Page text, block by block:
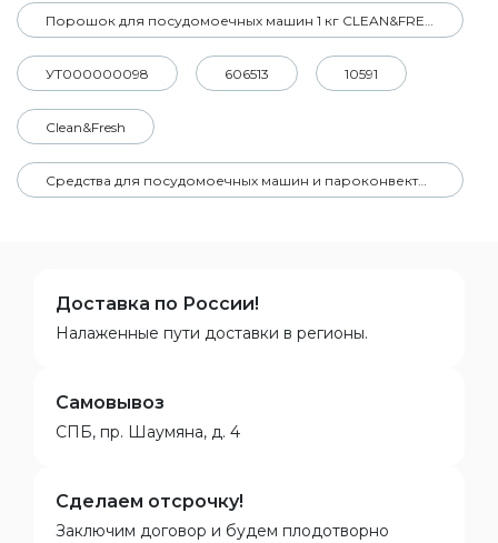
Порошок для посудомоечных машин 1 кг CLEAN&FRESH
УТ000000098 606513 10591
Clean&Fresh
Средства для посудомоечных машин и пароконвектоматов
Доставка по России!
Налаженные пути доставки в регионы.
Самовывоз
СПБ, пр. Шаумяна, д. 4
Сделаем отсрочку!
Заключим договор и будем плодотворно